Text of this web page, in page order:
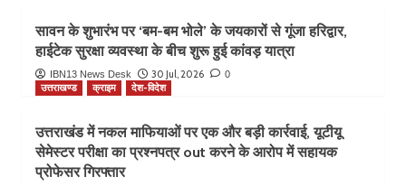
सावन के शुभारंभ पर ‘बम-बम भोले’ के जयकारों से गूंजा हरिद्वार,
हाईटेक सुरक्षा व्यवस्था के बीच शुरू हुई कांवड़ यात्रा
IBN13 News Desk 30 Jul, 2026 0
उत्तराखण्ड क्राइम देश-विदेश
उत्तराखंड में नकल माफियाओं पर एक और बड़ी कार्रवाई, यूटीयू
सेमेस्टर परीक्षा का प्रश्नपत्र out करने के आरोप में सहायक
प्रोफेसर गिरफ्तार